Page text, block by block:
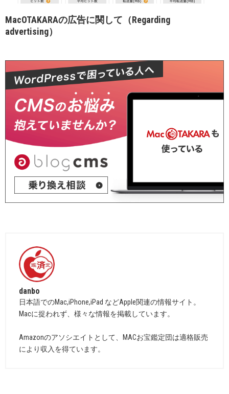
MacOTAKARAの広告に関して（Regarding
advertising）
danbo
日本語でのMac,iPhone,iPad などApple関連の情報サイト。
Macに捉われず、様々な情報を掲載しています。
Amazonのアソシエイトとして、MACお宝鑑定団は適格販売
により収入を得ています。